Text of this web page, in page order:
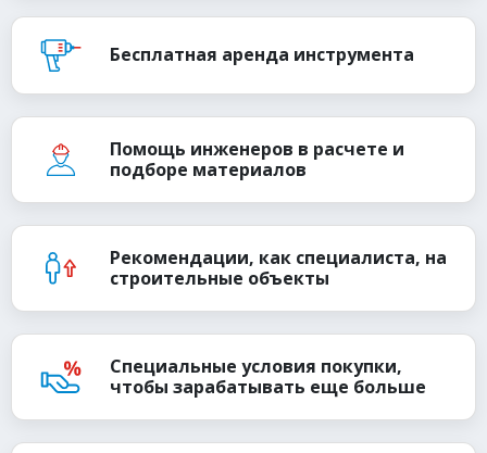
Бесплатная аренда инструмента
Помощь инженеров в расчете и
подборе материалов
Рекомендации, как специалиста, на
строительные объекты
Специальные условия покупки,
чтобы зарабатывать еще больше